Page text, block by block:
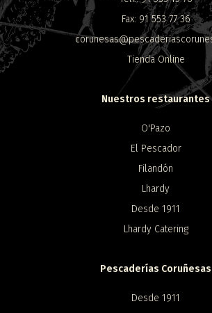
Fax: 91 553 77 36
Tienda Online
Nuestros restaurantes
O'Pazo
El Pescador
Filandón
Lhardy
Desde 1911
Lhardy Catering
Pescaderías Coruñesas
Desde 1911